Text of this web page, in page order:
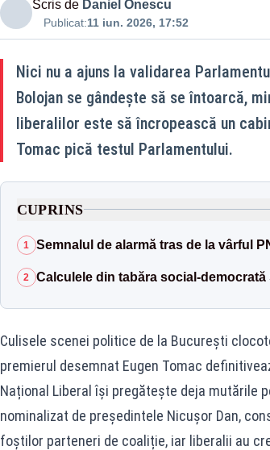
Scris de Daniel Onescu
Publicat:11 iun. 2026, 17:52
Nici nu a ajuns la validarea
Bolojan se gândește să se întoarcă,
liberalilor este să încropească un
Tomac pică testul Parlamentului.
CUPRINS
1 Semnalul de alarmă tras de la vârful
2 Calculele din tabăra social-
Culisele scenei politice de la București
premierul desemnat Eugen Tomac
Național Liberal își pregătește deja mutările
nominalizat de președintele Nicușor Dan,
foștilor parteneri de coaliție, iar liberalii au